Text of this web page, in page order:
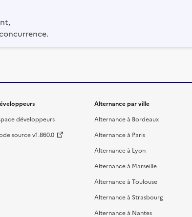
développeurs
source v1.860.0
Alternance par ville
Alternance à Bordeaux
Alternance à Paris
Alternance à Lyon
Alternance à Marseille
Alternance à Toulouse
Alternance à Strasbourg
Alternance à Nantes